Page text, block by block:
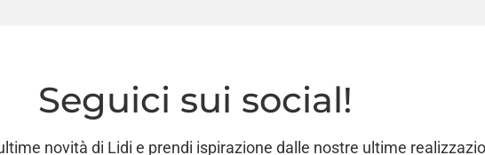
Seguici sui social!
novità di Lidi e prendi ispirazione dalle nostre ultime